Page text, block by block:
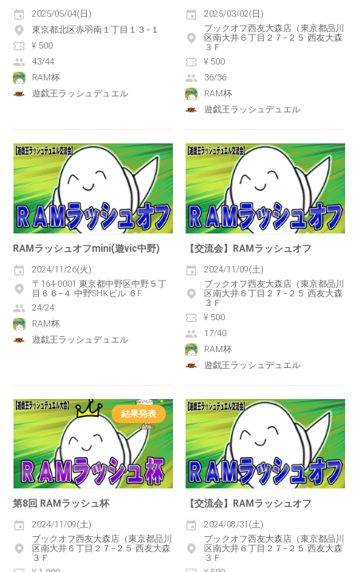
2025/05/04(日)
東京都北区赤羽南１丁目１３−１
¥ 500
43/44
RAM杯
遊戯王ラッシュデュエル
2025/03/02(日)
ブックオフ西友大森店（東京都品川
区南大井６丁目２７−２５ 西友大森
３Ｆ
¥ 500
36/36
RAM杯
遊戯王ラッシュデュエル
RAMラッシュオフmini(遊vic中野)
2024/11/26(火)
〒164-0001 東京都中野区中野５丁
目６６−４ 中野SHKビル ６F
24/24
RAM杯
遊戯王ラッシュデュエル
【交流会】RAMラッシュオフ
2024/11/09(土)
ブックオフ西友大森店（東京都品川
区南大井６丁目２７−２５ 西友大森
３Ｆ
¥ 500
17/40
RAM杯
遊戯王ラッシュデュエル
結果発表
第8回 RAMラッシュ杯
2024/11/09(土)
ブックオフ西友大森店（東京都品川
区南大井６丁目２７−２５ 西友大森
３Ｆ
【交流会】RAMラッシュオフ
2024/08/31(土)
ブックオフ西友大森店（東京都品川
区南大井６丁目２７−２５ 西友大森
３Ｆ